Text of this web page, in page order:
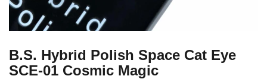
B.S. Hybrid Polish Space Cat Eye
SCE-01 Cosmic Magic